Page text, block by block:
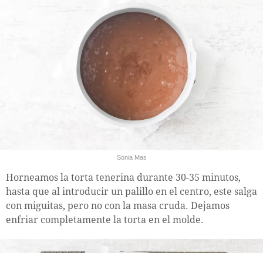
Sonia Mas
Horneamos la torta tenerina durante 30-35 minutos,
hasta que al introducir un palillo en el centro, este salga
con miguitas, pero no con la masa cruda. Dejamos
enfriar completamente la torta en el molde.